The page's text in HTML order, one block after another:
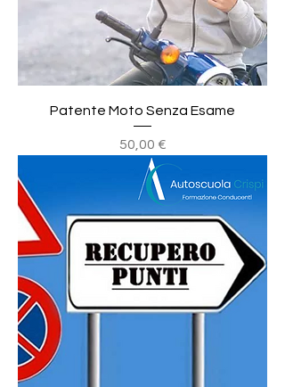
Patente Moto Senza Esame
Prezzo
50,00 €